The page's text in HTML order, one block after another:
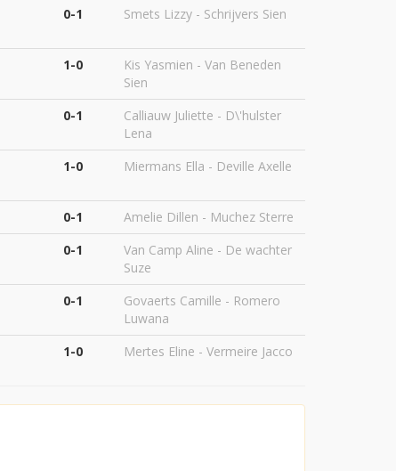
0-1 Smets Lizzy - Schrijvers Sien
1-0
Kis Yasmien - Van Beneden
Sien
0-1
Calliauw Juliette - D\'hulster
Lena
1-0 Miermans Ella - Deville Axelle
0-1
Amelie Dillen - Muchez Sterre
0-1
Van Camp Aline - De wachter
Suze
0-1
Govaerts Camille - Romero
Luwana
1-0 Mertes Eline - Vermeire Jacco